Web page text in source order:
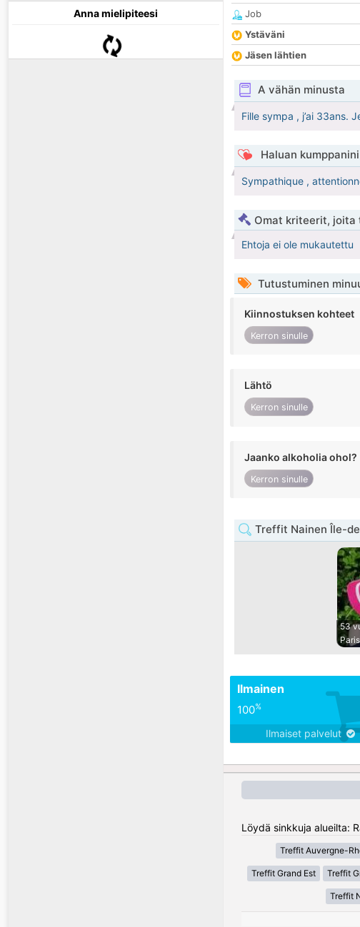
Anna mielipiteesi
Job
Ystäväni
Jäsen lähtien
A vähän minusta
Fille sympa , j’ai 33ans.
Haluan
Sympathique ,
Omat kriteerit, joita
Ehtoja ei ole mukautettu
Tutustuminen
Kiinnostuksen kohteet
Kerron sinulle
Lähtö
Kerron sinulle
Jaanko alkoholia ohol?
Kerron sinulle
Treffit Nainen Île-
53
Paris
Ilmainen
100%
Ilmaiset palvelut
Löydä sinkkuja alueilta:
Treffit Auvergne-
Treffit Grand Est Treffit
Treffit